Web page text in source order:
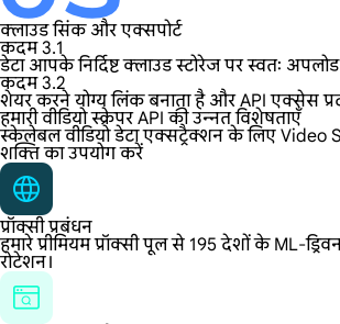
क्लाउड सिंक और एक्सपोर्ट
कदम 3.1
डेटा आपके निर्दिष्ट क्लाउड स्टोरेज पर स्वतः
कदम 3.2
शेयर करने योग्य लिंक बनाता है और API एक्सेस
हमारी वीडियो स्क्रेपर API की उन्नत विशेषताएँ
स्केलेबल वीडियो डेटा एक्सट्रैक्शन के लिए Video
शक्ति का उपयोग करें
प्रॉक्सी प्रबंधन
हमारे प्रीमियम प्रॉक्सी पूल से 195 देशों के ML-
रोटेशन।